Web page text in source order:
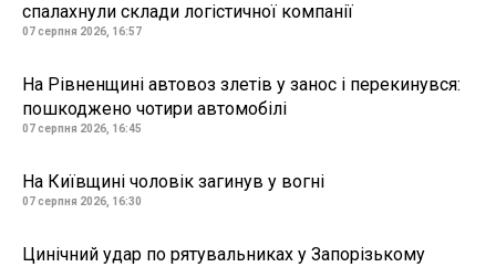
спалахнули склади логістичної компанії
07 серпня 2026, 16:57
На Рівненщині автовоз злетів у занос і перекинувся:
пошкоджено чотири автомобілі
07 серпня 2026, 16:45
На Київщині чоловік загинув у вогні
07 серпня 2026, 16:30
Цинічний удар по рятувальниках у Запорізькому